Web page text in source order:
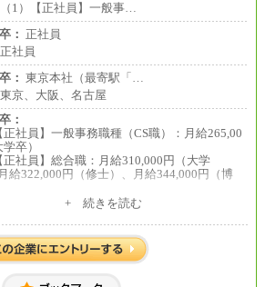
（1）【正社員】一般事…
： 正社員
正社員
： 東京本社（最寄駅「…
東京、大阪、名古屋
：
正社員】一般事務職種（CS職）：月給265,00
卒）
正社員】総合職：月給310,000円（大学
給322,000円（修士）、月給344,000円（博
。
務職種（CS職）の大学院修了者は大学卒の
低額とし、
。
+ 続きを読む